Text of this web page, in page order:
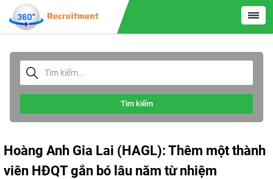
Tìm kiếm
Hoàng Anh Gia Lai (HAGL): Thêm một thành
viên HĐQT gắn bó lâu năm từ nhiệm